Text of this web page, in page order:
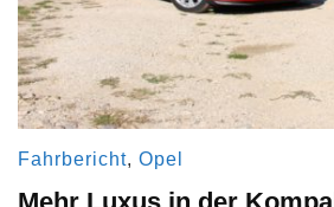
Fahrbericht, Opel